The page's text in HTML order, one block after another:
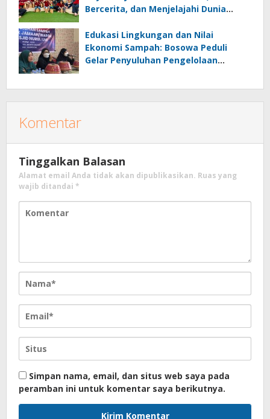
Bercerita, dan Menjelajahi Dunia
Edukasi Lingkungan dan Nilai
Ekonomi Sampah: Bosowa Peduli
Gelar Penyuluhan Pengelolaan
Komentar
Tinggalkan Balasan
Alamat email Anda tidak akan dipublikasikan. Ruas yang
wajib ditandai *
Simpan nama, email, dan situs web saya pada
peramban ini untuk komentar saya berikutnya.